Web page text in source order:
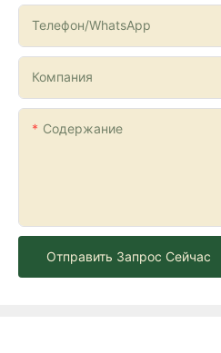
Телефон/WhatsApp
Компания
Содержание
Отправить Запрос Сейчас